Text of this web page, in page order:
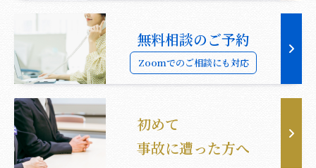
無料相談のご予約
Zoomでのご相談にも対応
初めて
事故に遭った方へ